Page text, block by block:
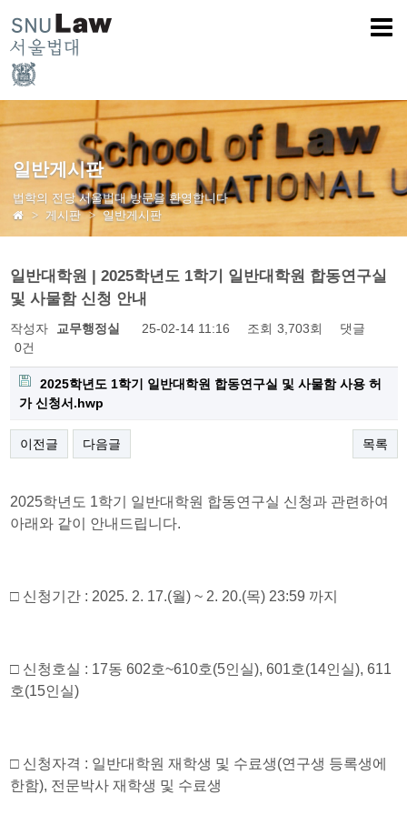
일반게시판
법학의 전당 서울법대 방문을 환영합니다
게시판
일반게시판
일반대학원 | 2025학년도 1학기 일반대학원 합동연구실
및 사물함 신청 안내
작성자 교무행정실 25-02-14 11:16 조회 3,703회
댓글
0건
2025학년도 1학기 일반대학원 합동연구실 및 사물함 사용 허
가 신청서.hwp
이전글 다음글 목록
2025학년도 1학기 일반대학원 합동연구실 신청과 관련하여
아래와 같이 안내드립니다.
□ 신청기간 : 2025. 2. 17.(월) ~ 2. 20.(목) 23:59 까지
□ 신청호실 : 17동 602호~610호(5인실), 601호(14인실), 611
호(15인실)
□ 신청자격 : 일반대학원 재학생 및 수료생(연구생 등록생에
한함), 전문박사 재학생 및 수료생